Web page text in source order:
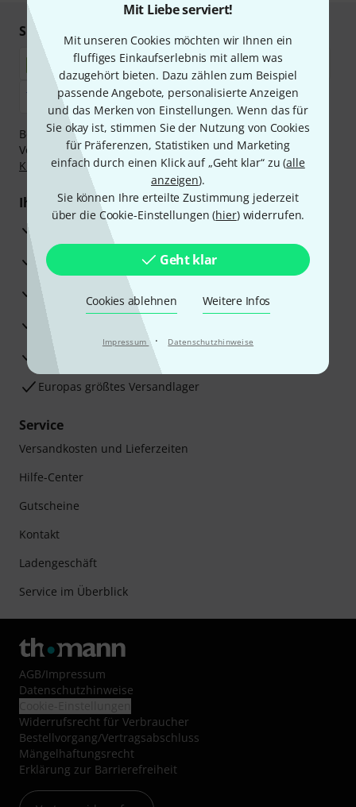
Mit Liebe serviert!
Mit unseren Cookies möchten wir Ihnen ein
fluffiges Einkaufserlebnis mit allem was
dazugehört bieten. Dazu zählen zum Beispiel
passende Angebote, personalisierte Anzeigen
und das Merken von Einstellungen. Wenn das für
Sie okay ist, stimmen Sie der Nutzung von Cookies
für Präferenzen, Statistiken und Marketing
einfach durch einen Klick auf „Geht klar“ zu (alle
anzeigen).
Sie können Ihre erteilte Zustimmung jederzeit
über die Cookie-Einstellungen (hier) widerrufen.
Geht klar
Cookies ablehnen Weitere Infos
Impressum · Datenschutzhinweise
Sicher einkaufen & bezahlen
Bezahlen Sie vertraulich und sicher per Nachnahme,
Vorkasse, PayPal, Amazon Pay,Klarna Sofort bezahlen
Klarna Ratenzahlungoder Kreditkarte.
Ihre Vorteile
3 Jahre Thomann Garantie
30 Tage Money-Back-Garantie
Beratung durch Fachexperten
Zufriedenheitsgarantie
Europas größtes Versandlager
Service
Versandkosten und Lieferzeiten
Hilfe-Center
Gutscheine
Kontakt
Ladengeschäft
Service im Überblick
AGB/Impressum
Datenschutzhinweise
Widerrufsrecht für Verbraucher
Bestellvorgang/Vertragsabschluss
Mängelhaftungsrecht
Erklärung zur Barrierefreiheit